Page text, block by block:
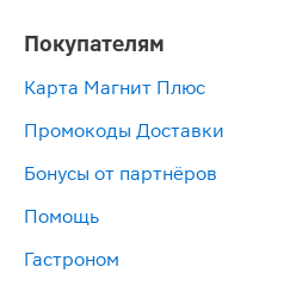
Покупателям
Карта Магнит Плюс
Промокоды Доставки
Бонусы от партнёров
Помощь
Гастроном